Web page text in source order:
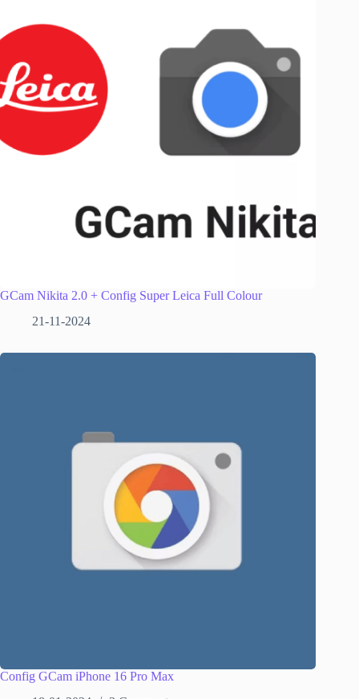
GCam Nikita 2.0 + Config Super Leica Full Colour
21-11-2024
Config GCam iPhone 16 Pro Max